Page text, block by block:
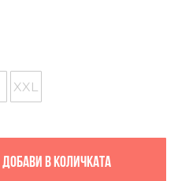
XXL
Добави в количката